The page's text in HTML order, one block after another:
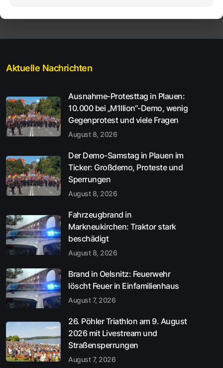
Aktuelle Nachrichten
Ausnahme-Protesttag in Plauen:
10.000 bei „M1llion“-Demo, wenig
Gegenprotest und viele Fragen
August 8, 2026
Der Demo-Samstag in Plauen im
Ticker: Großdemo, Proteste und
Sperrungen
August 8, 2026
Fahrzeugbrand in
Markneukirchen: Traktor stark
beschädigt
August 8, 2026
Brand in Oelsnitz: Feuerwehr
löscht Feuer in Einfamilienhaus
August 7, 2026
26. Pöhler Triathlon am 9. August
2026 mit Livestream und
Straßensperrungen
August 7, 2026